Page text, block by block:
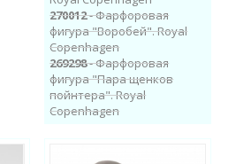
270012- Фарфоровая
фигура "Воробей". Royal
Copenhagen
269298- Фарфоровая
фигура "Пара щенков
пойнтера". Royal
Copenhagen